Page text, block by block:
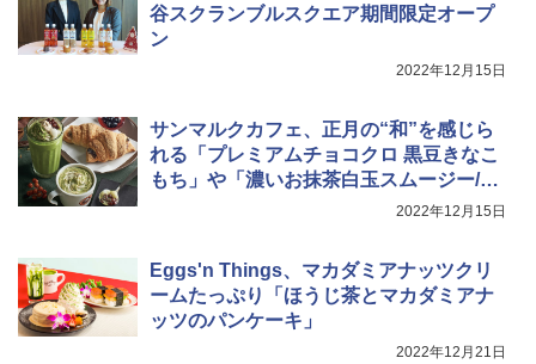
￥341
5
AX-XJ1-B ブラック 30L 2段調理 コンベ
￥44,800
谷スクランブルスクエア期間限定オープ
ン
2022年12月15日
サンマルクカフェ、正月の“和”を感じら
れる「プレミアムチョコクロ 黒豆きなこ
もち」や「濃いお抹茶白玉スムージー/ラ
2022年12月15日
Eggs'n Things、マカダミアナッツクリ
ームたっぷり「ほうじ茶とマカダミアナ
ッツのパンケーキ」
2022年12月21日